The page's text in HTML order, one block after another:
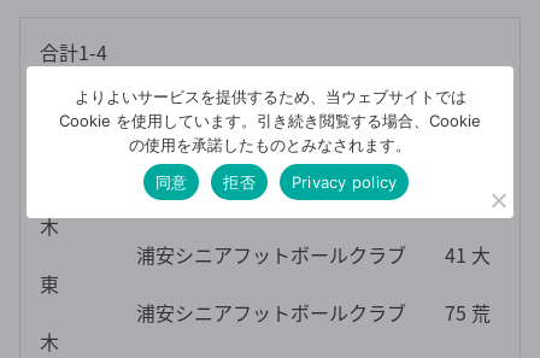
合計1-4
【得点者】山梨マスターズ 30 望月
浦安シニアフットボールクラブ 20 青
浦安シニアフットボールクラブ 20 青
木
浦安シニアフットボールクラブ 41 大
東
浦安シニアフットボールクラブ 75 荒
木
よりよいサービスを提供するため、当ウェブサイトでは
Cookie を使用しています。引き続き閲覧する場合、Cookie
の使用を承諾したものとみなされます。
同意
拒否 Privacy policy